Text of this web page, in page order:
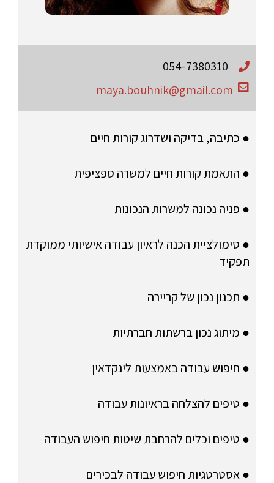
054-7380310
maya.bouhnik@gmail.com
● כתיבה, בדיקה ושדרוג קורות חיים
● התאמת קורות חיים למשרה ספציפית
● פניה נכונה למשרות הנכונות
● סימולציית הכנה לראיון עבודה אישיותי ממוקדת
תפקיד
● תכנון נכון של קריירה
● מיתוג נכון ברשתות חברתיות
● חיפוש עבודה באמצעות לינקדאין
● טיפים להצלחה בראיונות עבודה
● טיפים וכלים להרחבת שיטות חיפוש העבודה
● אסטרטגיות חיפוש עבודה לבכירים